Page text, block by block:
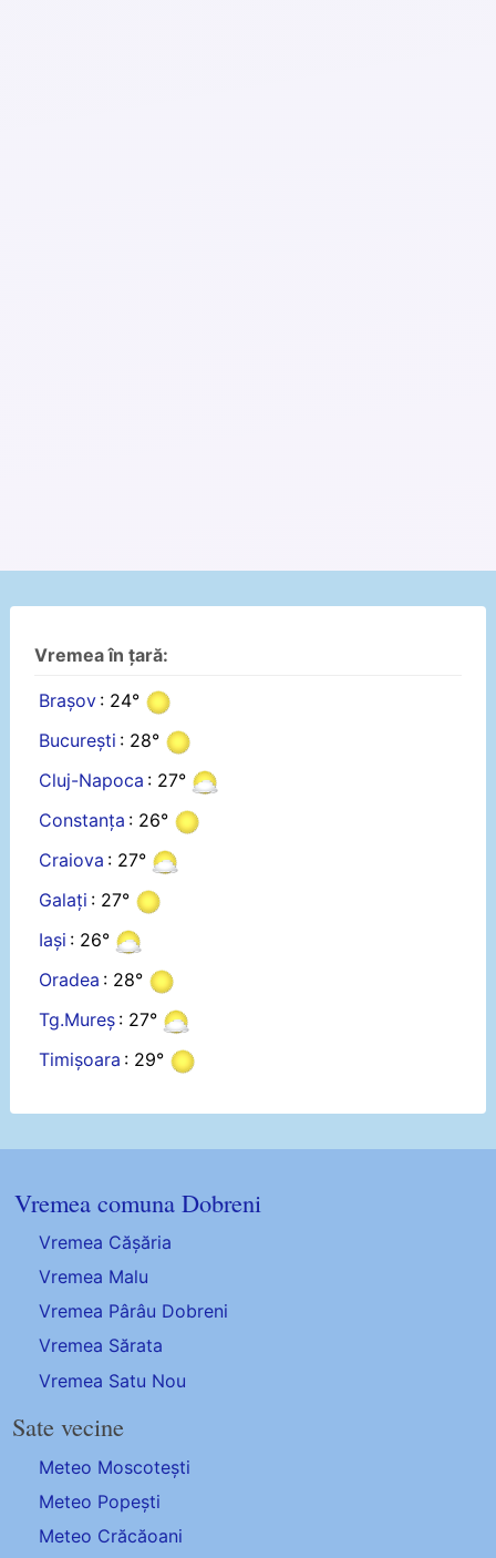
Vremea în țară:
Brașov : 24°
București : 28°
Cluj-Napoca : 27°
Constanța : 26°
Craiova : 27°
Galați : 27°
Iași : 26°
Oradea : 28°
Tg.Mureș : 27°
Timișoara : 29°
Vremea comuna Dobreni
Vremea Cășăria
Vremea Malu
Vremea Pârâu Dobreni
Vremea Sărata
Vremea Satu Nou
Sate vecine
Meteo Moscotești
Meteo Popești
Meteo Crăcăoani